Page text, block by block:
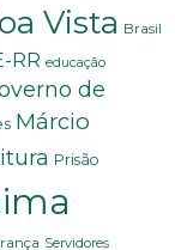
Vista Brasil
RR educação
de
Márcio
Prisão
Servidores